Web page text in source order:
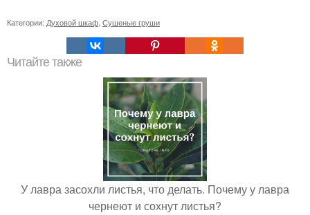
Категории: Духовой шкаф Сушеные груши
Читайте также
У лавра засохли листья, что делать. Почему у лавра
чернеют и сохнут листья?